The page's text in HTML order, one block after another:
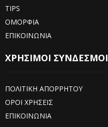
TIPS
ΟΜΟΡΦΙΑ
ΕΠΙΚΟΙΝΩΝΙΑ
ΧΡΗΣΙΜΟΙ ΣΥΝΔΕΣΜΟΙ
ΠΟΛΙΤΙΚΗ ΑΠΟΡΡΗΤΟΥ
ΟΡΟΙ ΧΡΗΣΕΙΣ
ΕΠΙΚΟΙΝΩΝΙΑ